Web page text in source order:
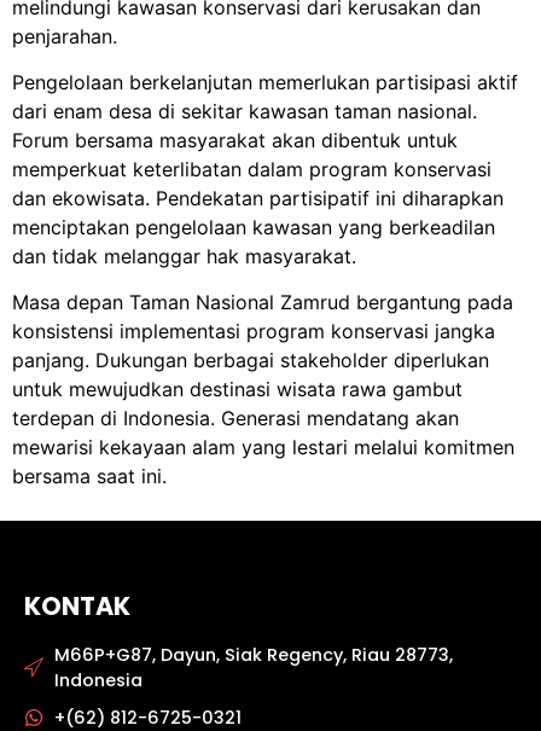
melindungi kawasan konservasi dari kerusakan dan
penjarahan.
Pengelolaan berkelanjutan memerlukan partisipasi aktif
dari enam desa di sekitar kawasan taman nasional.
Forum bersama masyarakat akan dibentuk untuk
memperkuat keterlibatan dalam program konservasi
dan ekowisata. Pendekatan partisipatif ini diharapkan
menciptakan pengelolaan kawasan yang berkeadilan
dan tidak melanggar hak masyarakat.
Masa depan Taman Nasional Zamrud bergantung pada
konsistensi implementasi program konservasi jangka
panjang. Dukungan berbagai stakeholder diperlukan
untuk mewujudkan destinasi wisata rawa gambut
terdepan di Indonesia. Generasi mendatang akan
mewarisi kekayaan alam yang lestari melalui komitmen
bersama saat ini.
KONTAK
M66P+G87, Dayun, Siak Regency, Riau 28773,
Indonesia
+(62) 812-6725-0321